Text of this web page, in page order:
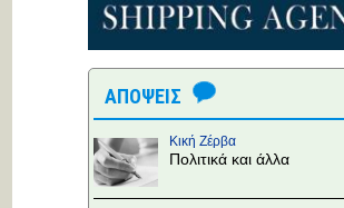
ΑΠΟΨΕΙΣ
Κική Ζέρβα
Πολιτικά και άλλα